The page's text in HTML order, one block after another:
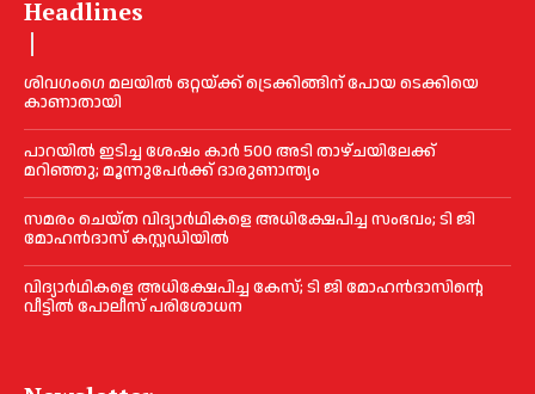
Headlines
ശിവഗംഗെ മലയിൽ ഒറ്റയ്ക്ക് ട്രെക്കിങ്ങിന് പോയ ടെക്കിയെ
കാണാതായി
പാറയിൽ ഇടിച്ച ശേഷം കാർ 500 അടി താഴ്ചയിലേക്ക്
മറിഞ്ഞു; മൂന്നുപേർക്ക് ദാരുണാന്ത്യം
സമരം ചെയ്ത വിദ്യാര്‍ഥികളെ അധിക്ഷേപിച്ച സംഭവം; ടി ജി
മോഹന്‍ദാസ് കസ്റ്റഡിയിൽ
വിദ്യാര്‍ഥികളെ അധിക്ഷേപിച്ച കേസ്; ടി ജി മോഹന്‍ദാസിന്റെ
വീട്ടില്‍ പോലീസ് പരിശോധന